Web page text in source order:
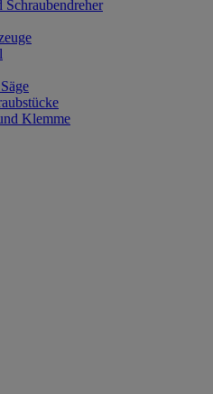
Schraubendreher
Klemme